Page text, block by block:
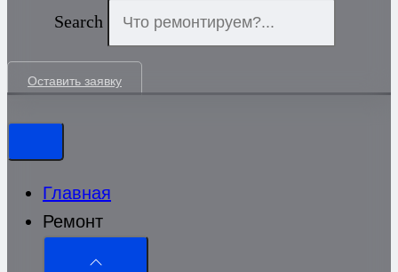
Search
Оставить заявку
Главная
Ремонт